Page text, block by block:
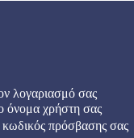
λογαριασμό σας
όνομα χρήστη σας
κωδικός πρόσβασης σας